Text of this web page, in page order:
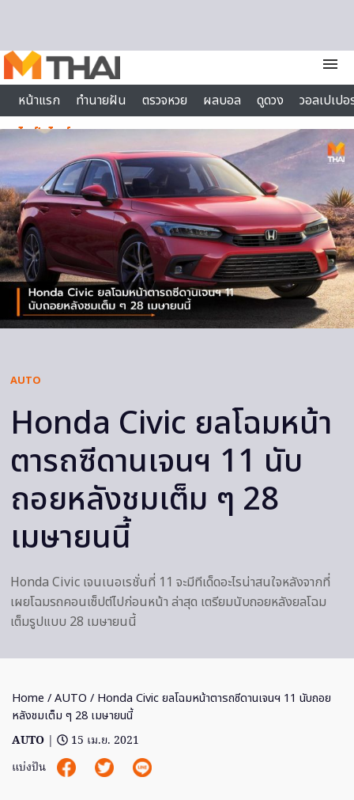
menu
หน้าแรก
ทำนายฝัน ตรวจหวย ผลบอล ดูดวง
วอลเปเป
ไลฟ์สไตล์
AUTO
Honda Civic ยลโฉมหน้า
ตารถซีดานเจนฯ 11 นับ
ถอยหลังชมเต็ม ๆ 28
เมษายนนี้
Honda Civic เจนเนอเรชั่นที่ 11 จะมีทีเด็ดอะไรน่าสนใจหลังจากที่
เผยโฉมรถคอนเซ็ปต์ไปก่อนหน้า ล่าสุด เตรียมนับถอยหลังยลโฉม
เต็มรูปแบบ 28 เมษายนนี้
Home /AUTO / Honda Civic ยลโฉมหน้าตารถซีดานเจนฯ 11 นับถอย
หลังชมเต็ม ๆ 28 เมษายนนี้
AUTO |
15 เม.ย. 2021
แบ่งปัน